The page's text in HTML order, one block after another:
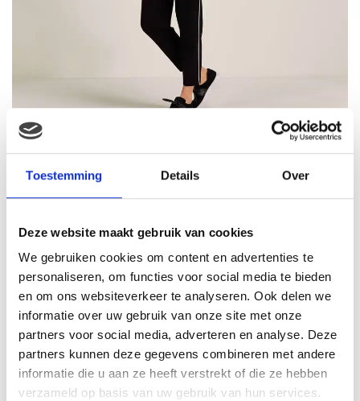
Toestemming Details Over
Deze website maakt gebruik van cookies
We gebruiken cookies om content en advertenties te
personaliseren, om functies voor social media te bieden
en om ons websiteverkeer te analyseren. Ook delen we
informatie over uw gebruik van onze site met onze
partners voor social media, adverteren en analyse. Deze
partners kunnen deze gegevens combineren met andere
informatie die u aan ze heeft verstrekt of die ze hebben
verzameld op basis van uw gebruik van hun services.